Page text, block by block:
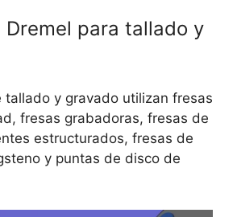
Dremel para tallado y
tallado y gravado utilizan fresas
fresas grabadoras, fresas de
estructurados, fresas de
y puntas de disco de